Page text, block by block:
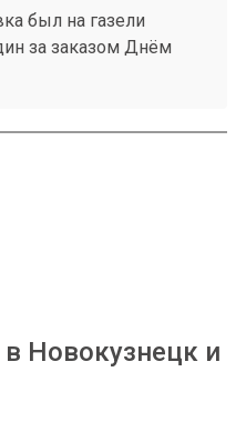
был на газели
за заказом Днём
отлично ? Получение
Новокузнецк и